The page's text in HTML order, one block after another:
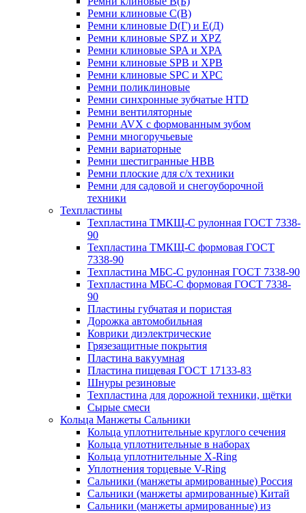
Ремни клиновые С(В)
Ремни клиновые D(Г) и Е(Д)
Ремни клиновые SPZ и XPZ
Ремни клиновые SPA и XPA
Ремни клиновые SPB и XPB
Ремни клиновые SPC и XPC
Ремни поликлиновые
Ремни синхронные зубчатые HTD
Ремни вентиляторные
Ремни AVX с формованным зубом
Ремни многоручьевые
Ремни вариаторные
Ремни шестигранные HBB
Ремни плоские для с/х техники
Ремни для садовой и снегоуборочной
техники
Техпластины
Техпластина ТМКЩ-С рулонная ГОСТ 7338-
90
Техпластина ТМКЩ-С формовая ГОСТ
7338-90
Техпластина МБС-С рулонная ГОСТ 7338-90
Техпластина МБС-С формовая ГОСТ 7338-
90
Пластины губчатая и пористая
Дорожка автомобильная
Коврики диэлектрические
Грязезащитные покрытия
Пластина вакуумная
Пластина пищевая ГОСТ 17133-83
Шнуры резиновые
Техпластина для дорожной техники, щётки
Сырые смеси
Кольца Манжеты Сальники
Кольца уплотнительные круглого сечения
Кольца уплотнительные в наборах
Кольца уплотнительные Х-Ring
Уплотнения торцевые V-Ring
Сальники (манжеты армированные) Россия
Сальники (манжеты армированные) Китай
Сальники (манжеты армированные) из